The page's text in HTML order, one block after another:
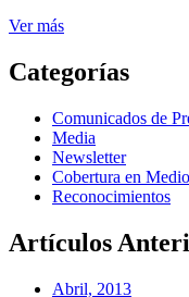
Ver más
Categorías
Comunicados de
Media
Newsletter
Cobertura en
Reconocimientos
Artículos
Abril, 2013